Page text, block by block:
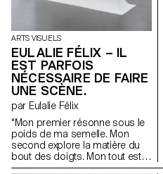
ARTS VISUELS
EULALIE FÉLIX – IL
EST PARFOIS
NÉCESSAIRE DE FAIRE
UNE SCÈNE.
par Eulalie Félix
"Mon premier résonne sous le
poids de ma semelle. Mon
second explore la matière du
bout des doigts. Mon tout est
modeste et nourricière,